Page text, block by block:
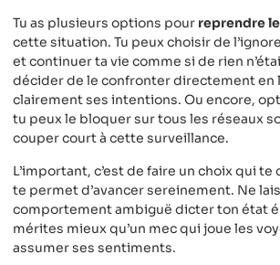
Tu as plusieurs options pour reprendre
cette situation. Tu peux choisir de
et continuer ta vie comme si de rien
décider de le confronter directement en
clairement ses intentions. Ou encore,
tu peux le bloquer sur tous les réseaux
couper court à cette surveillance.
L’important, c’est de faire un choix qui
te permet d’avancer sereinement. Ne
comportement ambiguë dicter ton état
mérites mieux qu’un mec qui joue les
assumer ses sentiments.